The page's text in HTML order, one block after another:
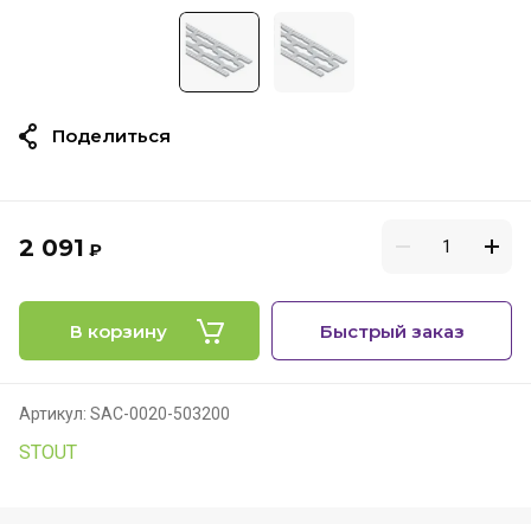
2 091 ₽
В корзину Быстрый заказ
Артикул: SAC-0020-503200
STOUT
Поделиться